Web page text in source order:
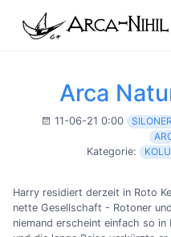
Arca
11-06-21 0:00 SILONER
Kategorie:
Harry residiert derzeit in Roto
nette Gesellschaft - Rotoner
niemand erscheint einfach so